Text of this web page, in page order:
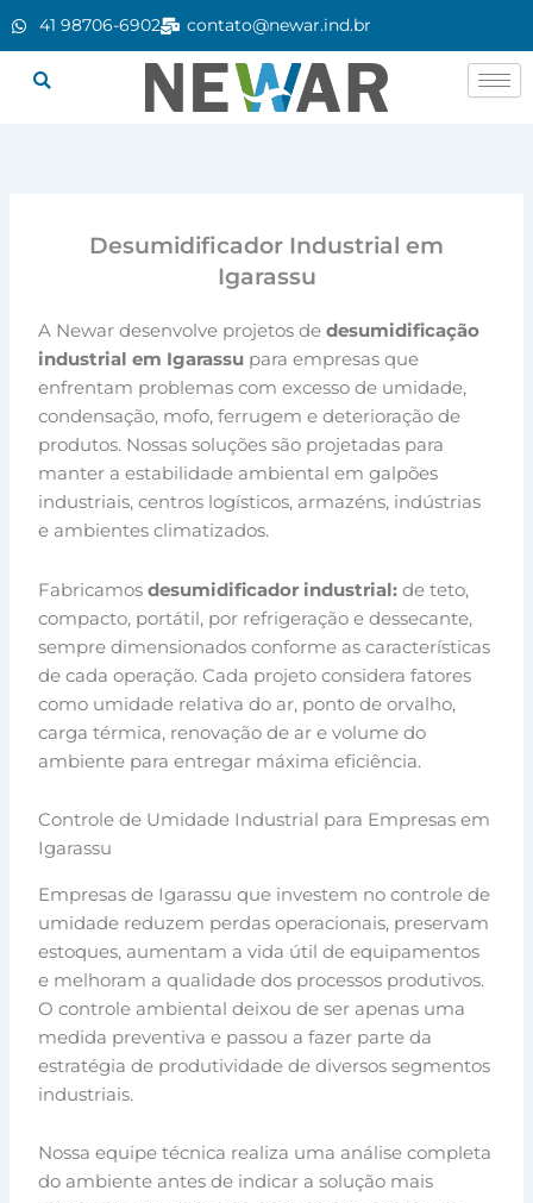
41 98706-6902 contato@newar.ind.br
Desumidificador Industrial em
Igarassu
A Newar desenvolve projetos dedesumidificação
industrial em Igarassu para empresas que
enfrentam problemas com excesso de umidade,
condensação, mofo, ferrugem e deterioração de
produtos. Nossas soluções são projetadas para
manter a estabilidade ambiental em galpões
industriais, centros logísticos, armazéns, indústrias
e ambientes climatizados.
Fabricamosdesumidificador industrial:de teto,
compacto, portátil, por refrigeração e dessecante,
sempre dimensionados conforme as características
de cada operação. Cada projeto considera fatores
como umidade relativa do ar, ponto de orvalho,
carga térmica, renovação de ar e volume do
ambiente para entregar máxima eficiência.
Controle de Umidade Industrial para Empresas em
Igarassu
Empresas de Igarassu que investem no controle de
umidade reduzem perdas operacionais, preservam
estoques, aumentam a vida útil de equipamentos
e melhoram a qualidade dos processos produtivos.
O controle ambiental deixou de ser apenas uma
medida preventiva e passou a fazer parte da
estratégia de produtividade de diversos segmentos
industriais.
Nossa equipe técnica realiza uma análise completa
do ambiente antes de indicar a solução mais